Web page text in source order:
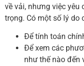
về vải, nhưng việc
trọng. Có một số lý do
Để tính toán
Để xem các
như thế nào đến